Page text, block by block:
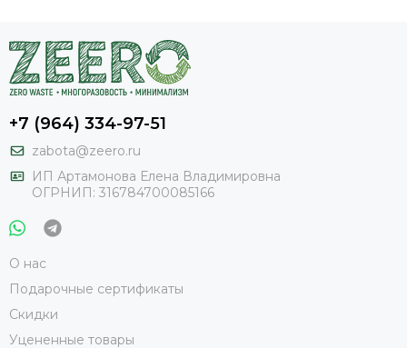
+7 (964) 334-97-51
zabota@zeero.ru
И П Артамонова Елена Владимировна
ОГРНИП: 316784700085166
О нас
Подарочные сертификаты
Скидки
Уцененные товары